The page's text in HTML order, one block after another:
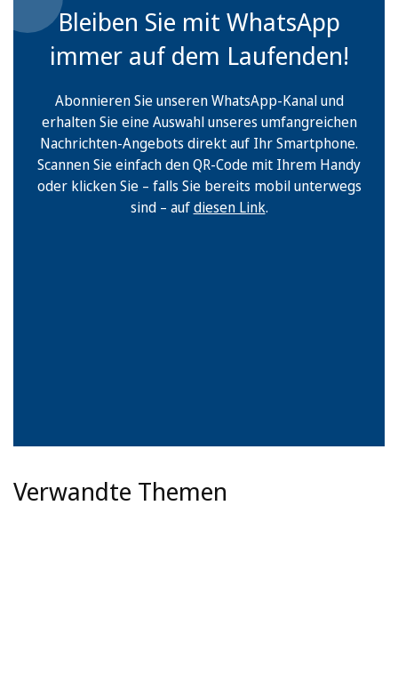
Bleiben Sie mit WhatsApp
immer auf dem Laufenden!
Abonnieren Sie unseren WhatsApp-Kanal und
erhalten Sie eine Auswahl unseres umfangreichen
Nachrichten-Angebots direkt auf Ihr Smartphone.
Scannen Sie einfach den QR-Code mit Ihrem Handy
oder klicken Sie – falls Sie bereits mobil unterwegs
sind – aufdiesen Link.
Verwandte Themen